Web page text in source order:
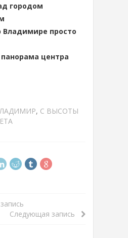
городом
Владимире просто
центра
, С ВЫСОТЫ
Следующая запись